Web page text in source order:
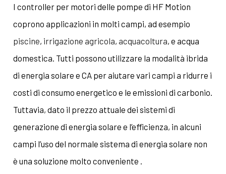
I controller per motori delle pompe di HF Motion
coprono applicazioni in molti campi, ad esempio
piscine, irrigazione agricola, acquacoltura, e acqua
domestica. Tutti possono utilizzare la modalità ibrida
di energia solare e CA per aiutare vari campi a ridurre i
costi di consumo energetico e le emissioni di carbonio.
Tuttavia, dato il prezzo attuale dei sistemi di
generazione di energia solare e l’efficienza, in alcuni
campi l’uso del normale sistema di energia solare non
è una soluzione molto conveniente .